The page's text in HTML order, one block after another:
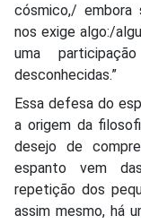
cósmico,/ embora
nos exige algo:/
uma
desconhecidas.”
Essa defesa do
a origem da
desejo de
espanto vem
repetição dos
assim mesmo, há